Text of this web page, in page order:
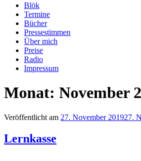
Blök
Termine
Bücher
Pressestimmen
Über mich
Preise
Radio
Impressum
Monat: November
Veröffentlicht am 27. November 201927.
Lernkasse